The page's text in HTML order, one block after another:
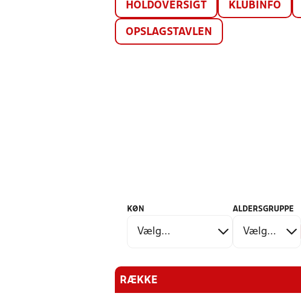
HOLDOVERSIGT KLUBINFO
OPSLAGSTAVLEN
KØN ALDERSGRUPPE
RÆKKE